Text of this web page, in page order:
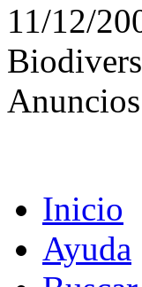
11/12/
Inicio
Ayuda